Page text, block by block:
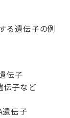
る遺伝子の例
伝子
伝子など
遺伝子